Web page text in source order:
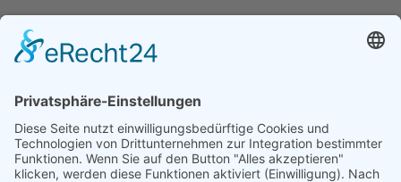
Anzeige muss JavaScript eingeschaltet sein.
Newsletter
Sitemap
Rechtliches